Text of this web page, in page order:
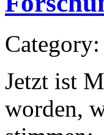
Category:
Jetzt ist
worden,